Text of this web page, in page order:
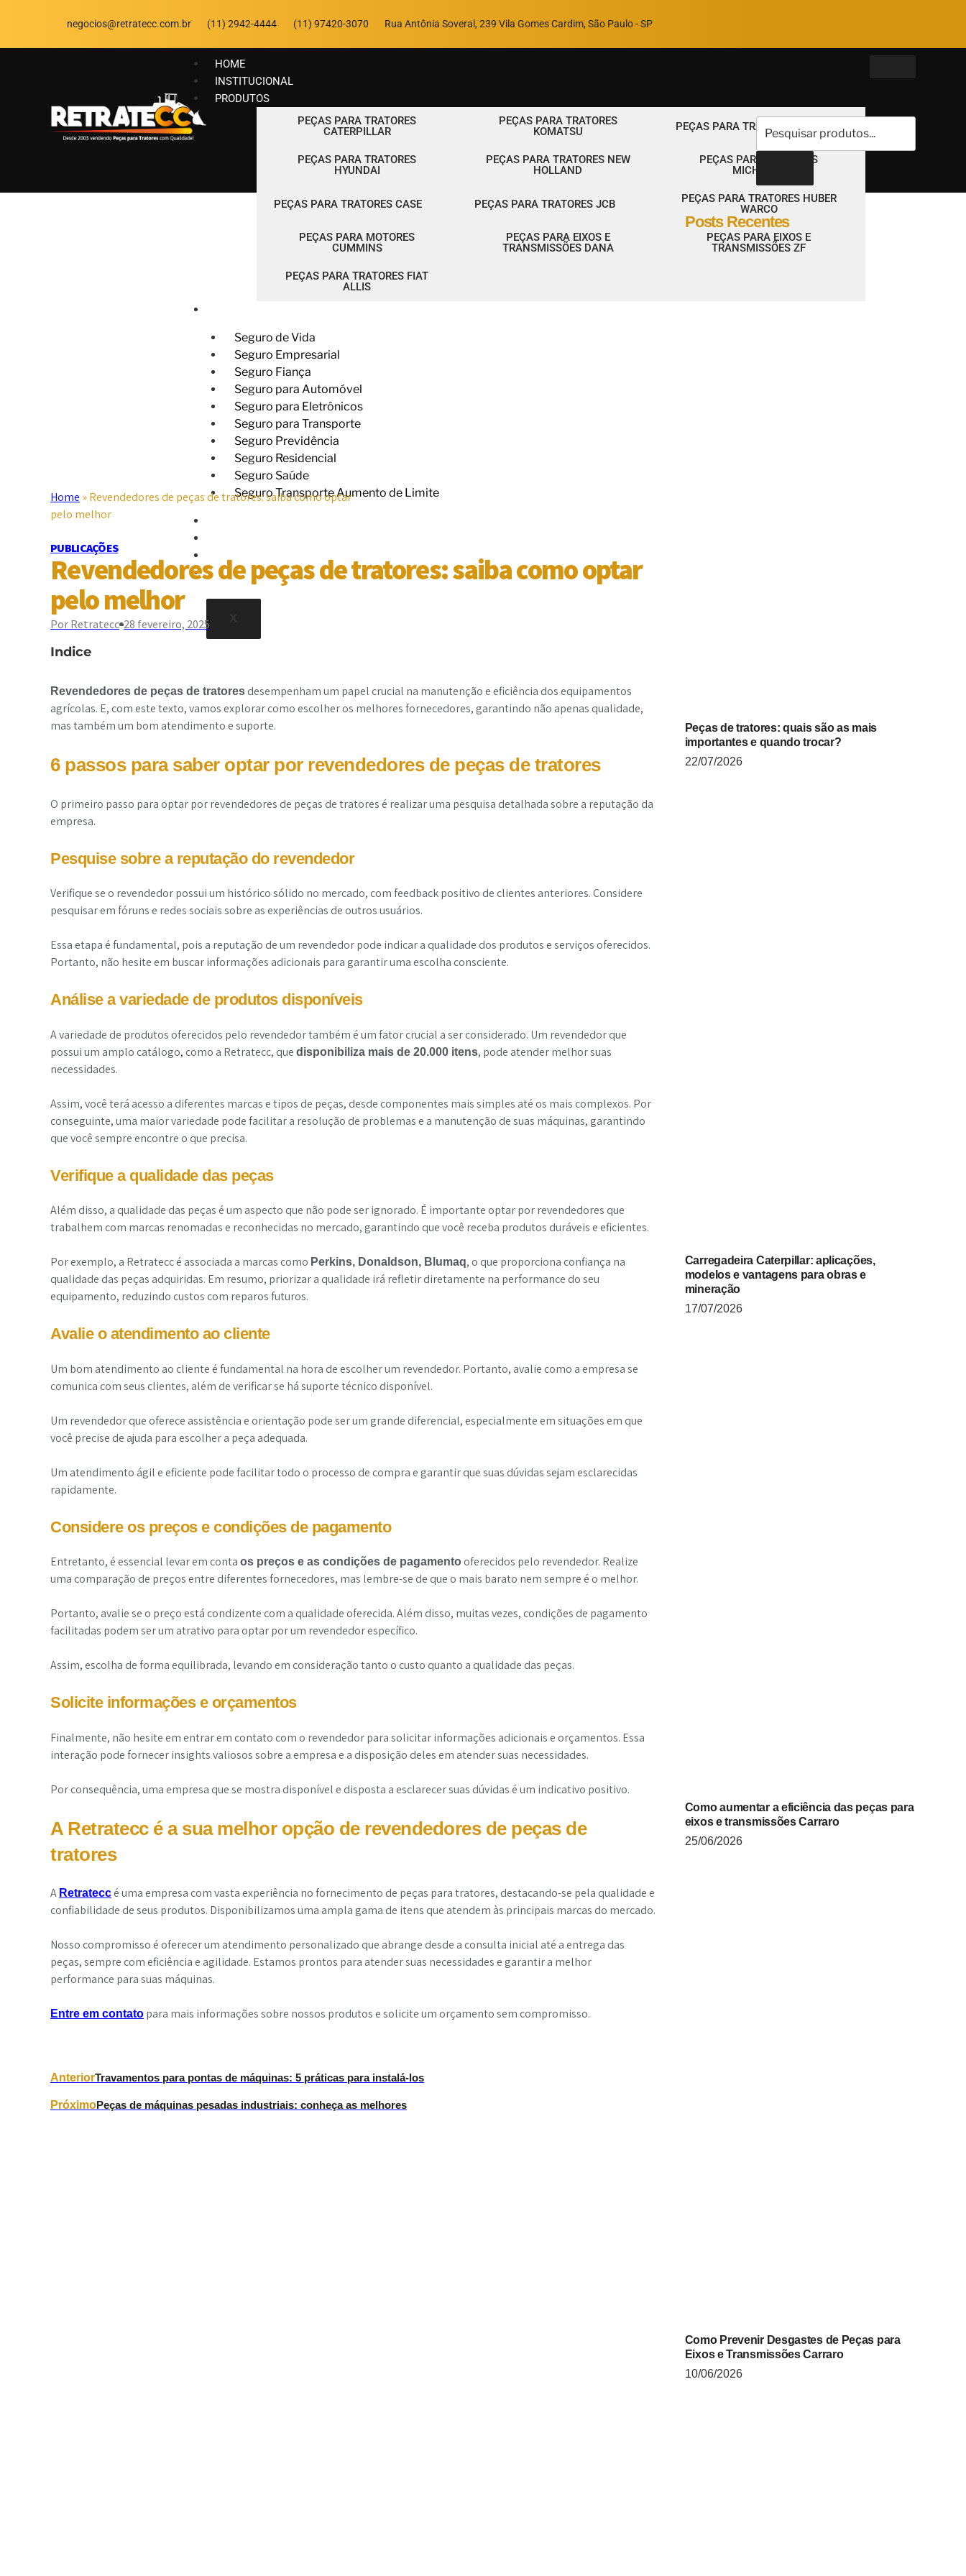
negocios@retratecc.com.br (11) 2942-4444 (11) 97420-3070 Rua Antônia Soveral, 239 Vila Gomes Cardim, São Paulo - SP​
HOME
INSTITUCIONAL
PRODUTOS
PEÇAS PARA TRATORES
CATERPILLAR
PEÇAS PARA TRATORES
KOMATSU
PEÇAS PARA TRATORES VOLVO
PEÇAS PARA TRATORES
HYUNDAI
PEÇAS PARA TRATORES NEW
HOLLAND
PEÇAS PARA TRATORES
MICHIGAN
PEÇAS PARA TRATORES CASE PEÇAS PARA TRATORES JCB
PEÇAS PARA TRATORES HUBER
WARCO
PEÇAS PARA MOTORES
CUMMINS
PEÇAS PARA EIXOS E
TRANSMISSÕES DANA
PEÇAS PARA EIXOS E
TRANSMISSÕES ZF
PEÇAS PARA TRATORES FIAT
ALLIS
Seguro de Vida
Seguro Empresarial
Seguro Fiança
Seguro para Automóvel
Seguro para Eletrônicos
Seguro para Transporte
Seguro Previdência
Seguro Residencial
Seguro Saúde
Seguro Transporte Aumento de Limite
TRABALHE CONOSCO
Home »Revendedores de peças de tratores: saiba como optar
pelo melhor
PUBLICAÇÕES
Revendedores de peças de tratores: saiba como optar
pelo melhor
Por Retratecc 28 fevereiro, 2025
Indice
Revendedores de peças de tratores desempenham um papel crucial na manutenção e eficiência dos equipamentos
agrícolas. E, com este texto, vamos explorar como escolher os melhores fornecedores, garantindo não apenas qualidade,
mas também um bom atendimento e suporte.
6 passos para saber optar por revendedores de peças de tratores
O primeiro passo para optar por revendedores de peças de tratores é realizar uma pesquisa detalhada sobre a reputação da
empresa.
Pesquise sobre a reputação do revendedor
Verifique se o revendedor possui um histórico sólido no mercado, com feedback positivo de clientes anteriores. Considere
pesquisar em fóruns e redes sociais sobre as experiências de outros usuários.
Essa etapa é fundamental, pois a reputação de um revendedor pode indicar a qualidade dos produtos e serviços oferecidos.
Portanto, não hesite em buscar informações adicionais para garantir uma escolha consciente.
Análise a variedade de produtos disponíveis
A variedade de produtos oferecidos pelo revendedor também é um fator crucial a ser considerado. Um revendedor que
possui um amplo catálogo, como a Retratecc, que disponibiliza mais de 20.000 itens, pode atender melhor suas
necessidades.
Assim, você terá acesso a diferentes marcas e tipos de peças, desde componentes mais simples até os mais complexos. Por
conseguinte, uma maior variedade pode facilitar a resolução de problemas e a manutenção de suas máquinas, garantindo
que você sempre encontre o que precisa.
Verifique a qualidade das peças
Além disso, a qualidade das peças é um aspecto que não pode ser ignorado. É importante optar por revendedores que
trabalhem com marcas renomadas e reconhecidas no mercado, garantindo que você receba produtos duráveis e eficientes.
Por exemplo, a Retratecc é associada a marcas como Perkins, Donaldson, Blumaq, o que proporciona confiança na
qualidade das peças adquiridas. Em resumo, priorizar a qualidade irá refletir diretamente na performance do seu
equipamento, reduzindo custos com reparos futuros.
Avalie o atendimento ao cliente
Um bom atendimento ao cliente é fundamental na hora de escolher um revendedor. Portanto, avalie como a empresa se
comunica com seus clientes, além de verificar se há suporte técnico disponível.
Um revendedor que oferece assistência e orientação pode ser um grande diferencial, especialmente em situações em que
você precise de ajuda para escolher a peça adequada.
Um atendimento ágil e eficiente pode facilitar todo o processo de compra e garantir que suas dúvidas sejam esclarecidas
rapidamente.
Considere os preços e condições de pagamento
Entretanto, é essencial levar em conta os preços e as condições de pagamentooferecidos pelo revendedor. Realize
uma comparação de preços entre diferentes fornecedores, mas lembre-se de que o mais barato nem sempre é o melhor.
Portanto, avalie se o preço está condizente com a qualidade oferecida. Além disso, muitas vezes, condições de pagamento
facilitadas podem ser um atrativo para optar por um revendedor específico.
Assim, escolha de forma equilibrada, levando em consideração tanto o custo quanto a qualidade das peças.
Solicite informações e orçamentos
Finalmente, não hesite em entrar em contato com o revendedor para solicitar informações adicionais e orçamentos. Essa
interação pode fornecer insights valiosos sobre a empresa e a disposição deles em atender suas necessidades.
Por consequência, uma empresa que se mostra disponível e disposta a esclarecer suas dúvidas é um indicativo positivo.
A Retratecc é a sua melhor opção de revendedores de peças de
tratores
A Retrateccé uma empresa com vasta experiência no fornecimento de peças para tratores, destacando-se pela qualidade e
confiabilidade de seus produtos. Disponibilizamos uma ampla gama de itens que atendem às principais marcas do mercado.
Nosso compromisso é oferecer um atendimento personalizado que abrange desde a consulta inicial até a entrega das
peças, sempre com eficiência e agilidade. Estamos prontos para atender suas necessidades e garantir a melhor
performance para suas máquinas.
Entre em contato para mais informações sobre nossos produtos e solicite um orçamento sem compromisso.
AnteriorTravamentos para pontas de máquinas: 5 práticas para instalá-los
PróximoPeças de máquinas pesadas industriais: conheça as melhores
Posts Recentes
Peças de tratores: quais são as mais
importantes e quando trocar?
22/07/2026
Carregadeira Caterpillar: aplicações,
modelos e vantagens para obras e
mineração
17/07/2026
Como aumentar a eficiência das peças para
eixos e transmissões Carraro
25/06/2026
Como Prevenir Desgastes de Peças para
Eixos e Transmissões Carraro
10/06/2026